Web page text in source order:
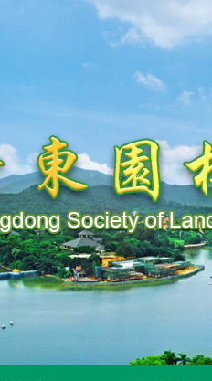
林学会个人会员的通知